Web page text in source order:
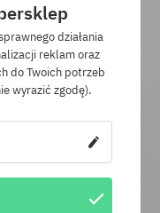
działania
reklam oraz
do Twoich potrzeb
wyrazić zgodę).